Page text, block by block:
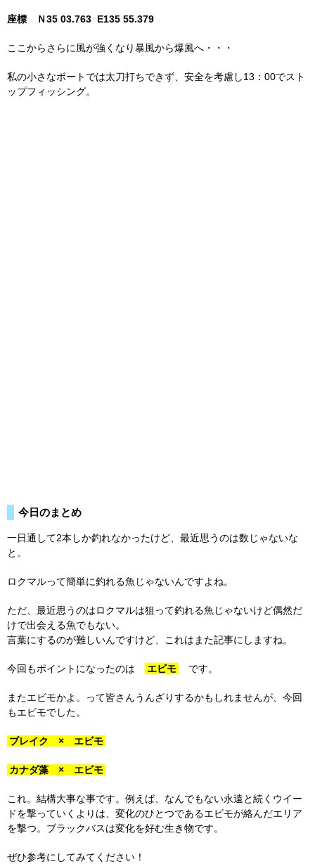
座標 Ｎ35 03.763 E135 55.379
ここからさらに風が強くなり暴風から爆風へ・・・
私の小さなボートでは太刀打ちできず、安全を考慮し13：00でスト
ップフィッシング。
今日のまとめ
一日通して2本しか釣れなかったけど、最近思うのは数じゃないな
と。
ロクマルって簡単に釣れる魚じゃないんですよね。
ただ、最近思うのはロクマルは狙って釣れる魚じゃないけど偶然だ
けで出会える魚でもない。
言葉にするのが難しいんですけど、これはまた記事にしますね。
今回もポイントになったのは エビモ です。
またエビモかよ。って皆さんうんざりするかもしれませんが、今回
もエビモでした。
ブレイク × エビモ
カナダ藻 × エビモ
これ。結構大事な事です。例えば、なんでもない永遠と続くウイー
ドを撃っていくよりは、変化のひとつであるエビモが絡んだエリア
を撃つ。ブラックバスは変化を好む生き物です。
ぜひ参考にしてみてください！